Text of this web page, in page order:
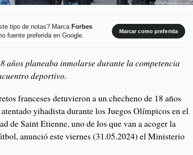
tipo de notas? Marca Forbes
fuente preferida en Google.
Marcar como preferida
años planeaba inmolarse durante la competencia
deportivo.
franceses detuvieron a un checheno de 18 años
yihadista durante los Juegos Olímpicos en el
de Saint Etienne, uno de los que van a acoger la
anunció este viernes (31.05.2024) el Ministerio